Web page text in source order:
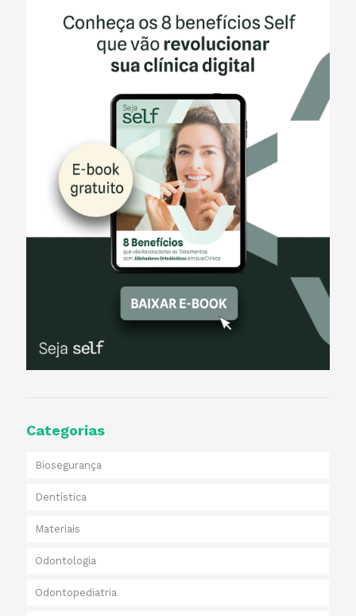
Categorias
Biosegurança
Dentística
Materiais
Odontologia
Odontopediatria